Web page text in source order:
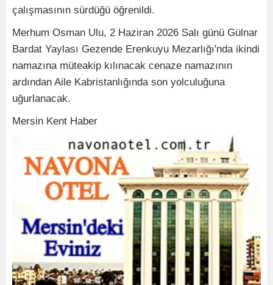
çalışmasının sürdüğü öğrenildi.
Merhum Osman Ulu, 2 Haziran 2026 Salı günü Gülnar
Bardat Yaylası Gezende Erenkuyu Mezarlığı'nda ikindi
namazına müteakip kılınacak cenaze namazının
ardından Aile Kabristanlığında son yolculuğuna
uğurlanacak.
Mersin Kent Haber